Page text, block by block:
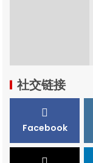
社交链接
Facebook